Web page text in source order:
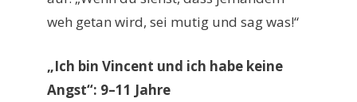
weh getan wird, sei mutig und sag was!“
„Ich bin Vincent und ich habe keine
Angst“: 9–11 Jahre